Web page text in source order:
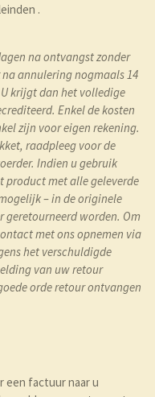
.
na ontvangst zonder
annulering nogmaals 14
krijgt dan het volledige
Enkel de kosten
zijn voor eigen rekening.
raadpleeg voor de
Indien u gebruik
product met alle geleverde
– in de originele
geretourneerd worden. Om
met ons opnemen via
het verschuldigde
van uw retour
orde retour ontvangen
een factuur naar u